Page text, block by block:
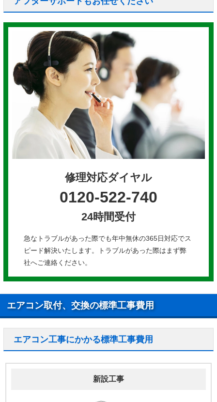
修理対応ダイヤル
0120-522-740
24時間受付
急なトラブルがあった際でも年中無休の365日対応でス
ピード解決いたします。トラブルがあった際はまず弊
社へご連絡ください。
エアコン取付、交換の標準工事費用
エアコン工事にかかる標準工事費用
新設工事